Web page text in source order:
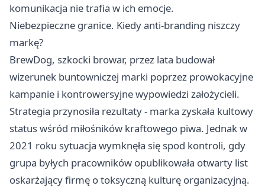
komunikacja nie trafia w ich emocje.
Niebezpieczne granice. Kiedy anti-branding niszczy
markę?
BrewDog, szkocki browar, przez lata budował
wizerunek buntowniczej marki poprzez prowokacyjne
kampanie i kontrowersyjne wypowiedzi założycieli.
Strategia przynosiła rezultaty - marka zyskała kultowy
status wśród miłośników kraftowego piwa. Jednak w
2021 roku sytuacja wymknęła się spod kontroli, gdy
grupa byłych pracowników opublikowała otwarty list
oskarżający firmę o toksyczną kulturę organizacyjną.